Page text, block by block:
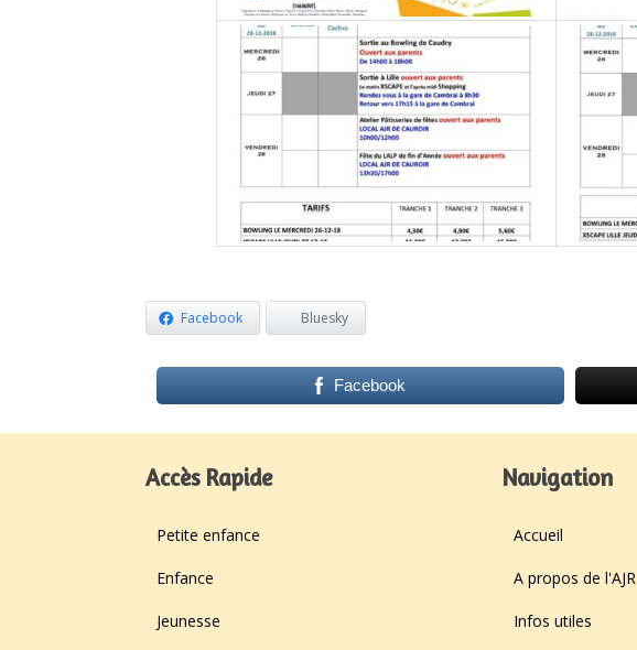
Facebook Bluesky
Facebook
Accès Rapide
Petite enfance
Enfance
Jeunesse
Navigation
Accueil
A propos de l'AJR
Infos utiles